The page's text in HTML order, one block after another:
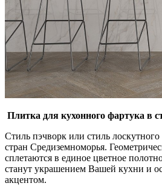
Плитка для кухонного фартука в
Стиль пэчворк или стиль
стран Средиземноморья.
сплетаются в единое цветное
станут украшением Вашей кухни и
акцентом.